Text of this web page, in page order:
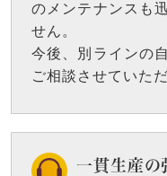
のメンテナンスも
せん。
今後、別ラインの
ご相談させていた
一貫生産の